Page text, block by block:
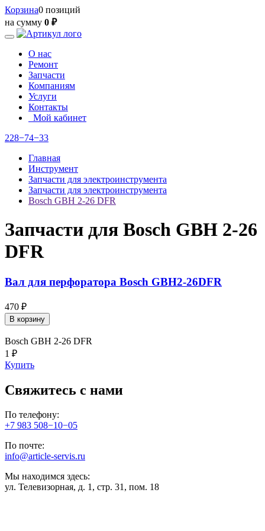
Корзина0 позиций
на сумму 0 ₽
О нас
Ремонт
Запчасти
Компаниям
Услуги
Контакты
Мой кабинет
228−74−33
Главная
Инструмент
Запчасти для электроинструмента
Запчасти для электроинструмента
Bosch GBH 2-26 DFR
Запчасти для Bosch GBH 2-26
DFR
Вал для перфоратора Bosch GBH2-26DFR
470 ₽
В корзину
Bosch GBH 2-26 DFR
1 ₽
Купить
Свяжитесь с нами
По телефону:
+7 983 508−10−05
По почте:
info@article-servis.ru
Мы находимся здесь:
ул. Телевизорная, д. 1, стр. 31, пом. 18